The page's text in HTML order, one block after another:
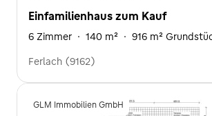
Einfamilienhaus zum Kauf
6 Zimmer · 140 m² · 916 m²
Ferlach (9162)
GLM Immobilien GmbH